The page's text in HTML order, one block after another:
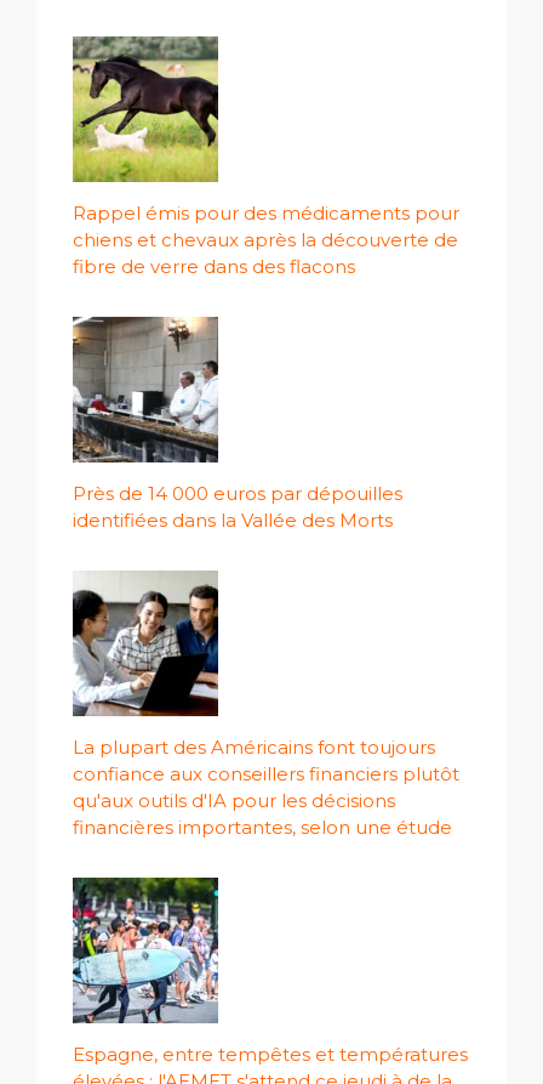
Rappel émis pour des médicaments pour
chiens et chevaux après la découverte de
fibre de verre dans des flacons
Près de 14 000 euros par dépouilles
identifiées dans la Vallée des Morts
La plupart des Américains font toujours
confiance aux conseillers financiers plutôt
qu'aux outils d'IA pour les décisions
financières importantes, selon une étude
Espagne, entre tempêtes et températures